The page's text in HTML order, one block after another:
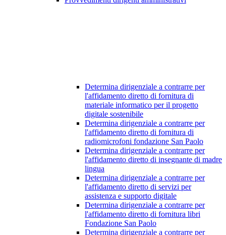
Determina dirigenziale a contrarre per
l'affidamento diretto di fornitura di
materiale informatico per il progetto
digitale sostenibile
Determina dirigenziale a contrarre per
l'affidamento diretto di fornitura di
radiomicrofoni fondazione San Paolo
Determina dirigenziale a contrarre per
l'affidamento diretto di insegnante di madre
lingua
Determina dirigenziale a contrarre per
l'affidamento diretto di servizi per
assistenza e supporto digitale
Determina dirigenziale a contrarre per
l'affidamento diretto di fornitura libri
Fondazione San Paolo
Determina dirigenziale a contrarre per